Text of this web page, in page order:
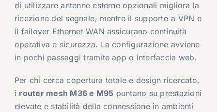
di utilizzare antenne esterne opzionali migliora la
ricezione del segnale, mentre il supporto a VPN e
il failover Ethernet WAN assicurano continuità
operativa e sicurezza. La configurazione avviene
in pochi passaggi tramite app o interfaccia web.
Per chi cerca copertura totale e design ricercato,
i router mesh M36 e M95 puntano su prestazioni
elevate e stabilità della connessione in ambienti